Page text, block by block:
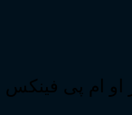
ام پی فینکس